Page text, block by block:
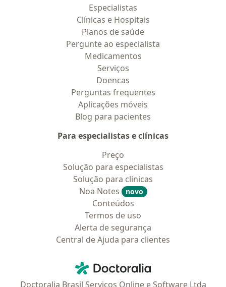
Especialistas
Clínicas e Hospitais
Planos de saúde
Pergunte ao especialista
Medicamentos
Serviços
Doencas
Perguntas frequentes
Aplicações móveis
Blog para pacientes
Para especialistas e clínicas
Preço
Solução para especialistas
Solução para clinicas
Noa Notes
novo
Conteúdos
Termos de uso
Alerta de segurança
Central de Ajuda para clientes
Doctoralia - Homepage
Doctoralia Brasil Serviços Online e Software Ltda